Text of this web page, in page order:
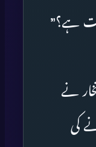
ہے؟”
نے
کی